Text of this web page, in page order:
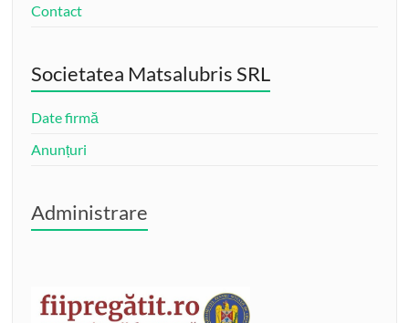
Contact
Societatea Matsalubris SRL
Date firmă
Anunțuri
Administrare